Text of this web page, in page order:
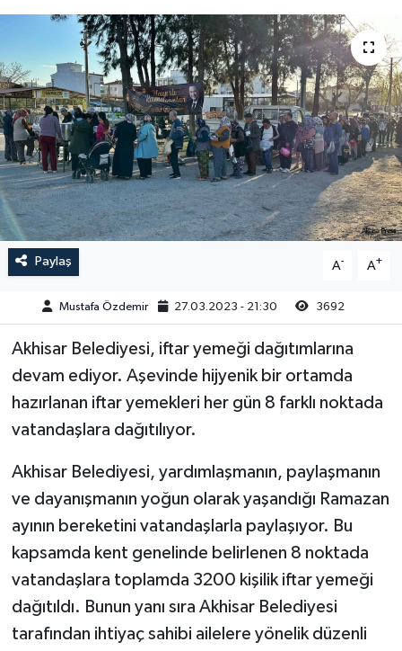
Paylaş A- A+
Mustafa Özdemir 27.03.2023 - 21:30 3692
Akhisar Belediyesi, iftar yemeği dağıtımlarına
devam ediyor. Aşevinde hijyenik bir ortamda
hazırlanan iftar yemekleri her gün 8 farklı noktada
vatandaşlara dağıtılıyor.
Akhisar Belediyesi, yardımlaşmanın, paylaşmanın
ve dayanışmanın yoğun olarak yaşandığı Ramazan
ayının bereketini vatandaşlarla paylaşıyor. Bu
kapsamda kent genelinde belirlenen 8 noktada
vatandaşlara toplamda 3200 kişilik iftar yemeği
dağıtıldı. Bunun yanı sıra Akhisar Belediyesi
tarafından ihtiyaç sahibi ailelere yönelik düzenli
Duyurular
Teknoloji
Yerel Haber
Akhisar Emlak
Ülke
Etiketler
Tarım-Gıda
Sektörel
Röportaj
Dünya
Yaşam
Kadın
Teknoloji
Yerel Haber
Akhisar Emlak
Etiketler